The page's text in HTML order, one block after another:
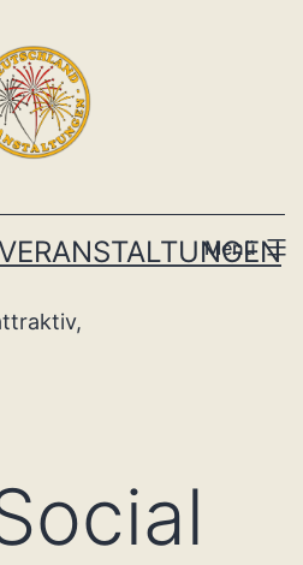
Menü